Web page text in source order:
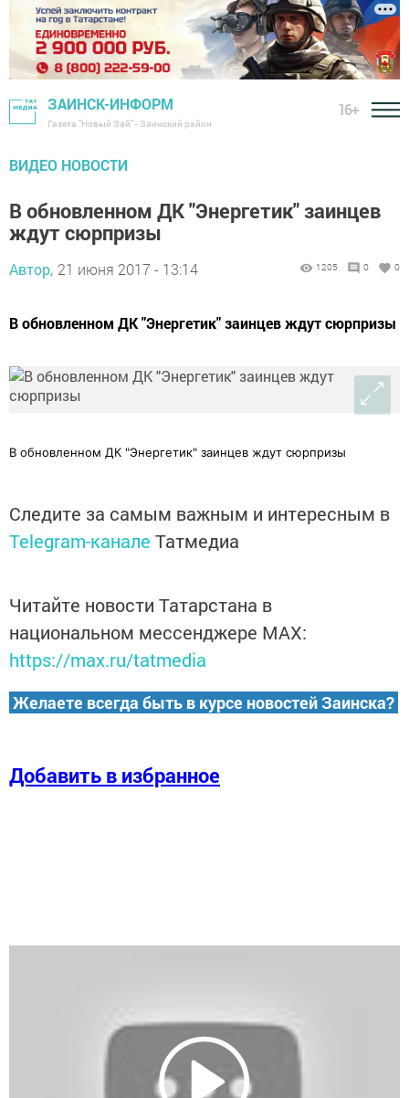
ЗАИНСК-ИНФОРМ
Газета "Новый Зай" - Заинский район
16+
ВИДЕО НОВОСТИ
В обновленном ДК "Энергетик" заинцев
ждут сюрпризы
Автор, 21 июня 2017 - 13:14 1205 0 0
В обновленном ДК "Энергетик" заинцев ждут сюрпризы
В обновленном ДК "Энергетик" заинцев ждут сюрпризы
Следите за самым важным и интересным в
Telegram-канале Татмедиа
Читайте новости Татарстана в
национальном мессенджере MАХ:
https://max.ru/tatmedia
Желаете всегда быть в курсе новостей Заинска?
Добавить в избранное